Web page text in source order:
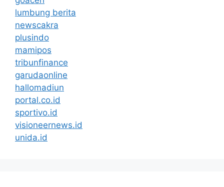
lumbung berita
newscakra
plusindo
mamipos
tribunfinance
garudaonline
hallomadiun
portal.co.id
sportivo.id
visioneernews.id
unida.id